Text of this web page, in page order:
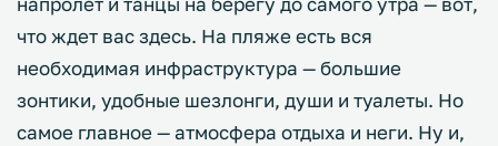
что ждет вас здесь. На пляже есть вся
необходимая инфраструктура — большие
зонтики, удобные шезлонги, души и туалеты. Но
самое главное — атмосфера отдыха и неги. Ну и,